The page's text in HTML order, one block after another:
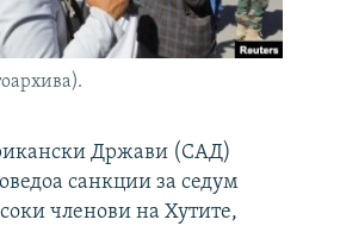
Држави (САД)
санкции за седум
членови на Хутите,